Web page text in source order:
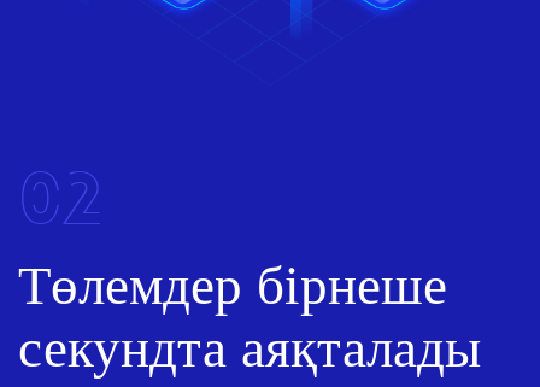
02
Төлемдер бірнеше
секундта аяқталады